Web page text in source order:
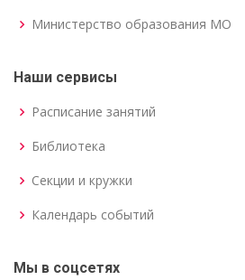
Министерство образования МО
Наши сервисы
Расписание занятий
Библиотека
Секции и кружки
Календарь событий
Мы в соцсетях